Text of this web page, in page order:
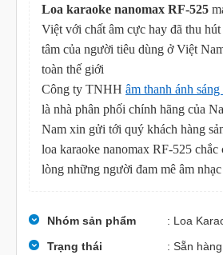
Loa karaoke nanomax RF-525
Việt với chất âm cực hay đã thu
tâm của người tiêu dùng ở Việt
toàn thế giới
Công ty TNHH âm thanh ánh
là nhà phân phối chính hãng của
Nam xin gửi tới quý khách hàng
loa karaoke nanomax RF-525 chắc
lòng những người đam mê âm
Nhóm sản phẩm
: Loa
Trạng thái
: Sẵn hàng